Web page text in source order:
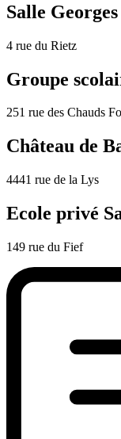
Salle
4 rue du Rietz
Groupe
251 rue des Chauds
Château de
4441 rue de la Lys
Ecole privé
149 rue du Fief